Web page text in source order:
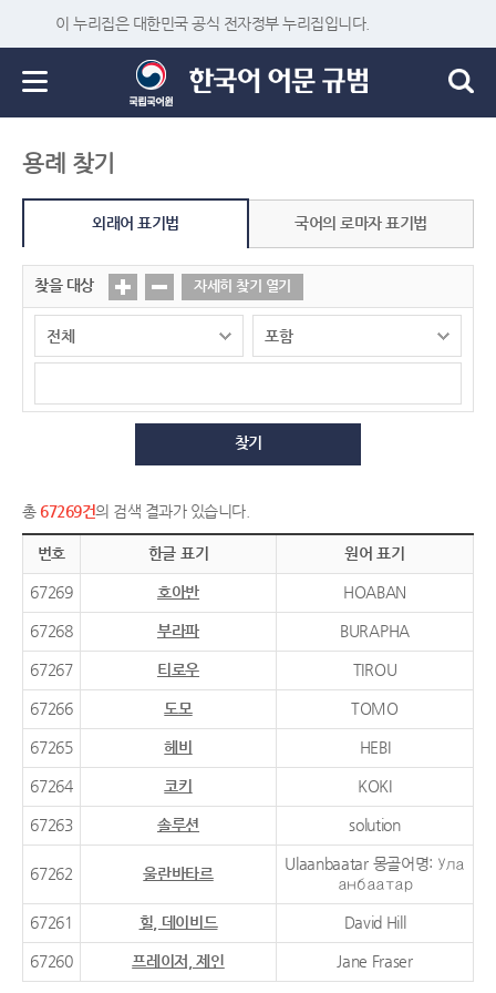
이 누리집은 대한민국 공식 전자정부 누리집입니다.
용례 찾기
외래어 표기법 국어의 로마자 표기법
찾을 대상 자세히 찾기 열기
찾기
총 67269건의 검색 결과가 있습니다.
번호 한글 표기 원어 표기
67269 호아반 HOABAN
67268 부라파 BURAPHA
67267 티로우 TIROU
67266 도모 TOMO
67265 헤비 HEBI
67264 코키 KOKI
67263 솔루션 solution
67262 울란바타르
Ulaanbaatar 몽골어명: Ула
анбаатар
67261 힐, 데이비드 David Hill
67260 프레이저, 제인 Jane Fraser